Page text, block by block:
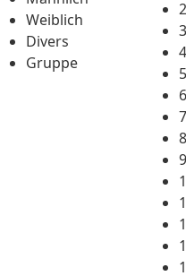
Weiblich
Divers
Gruppe
2
3
4
5
6
7
8
9